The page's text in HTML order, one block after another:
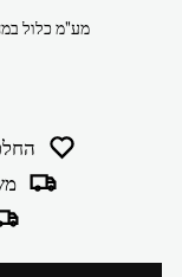
מע"מ כלול